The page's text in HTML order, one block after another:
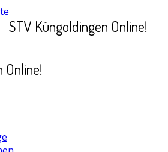
STV Küngoldingen Online!
Online!